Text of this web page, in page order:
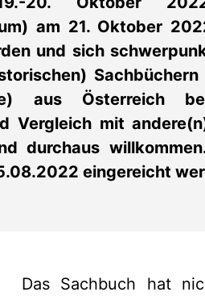
am 21. Oktober
und sich
aus Österreich
Vergleich mit
durchaus
eingereicht
Das Sachbuch hat